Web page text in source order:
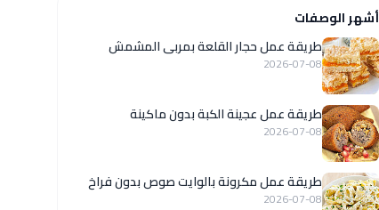
أشهر الوصفات
طريقة عمل حجار القلعة بمربى المشمش
2026-07-08
طريقة عمل عجينة الكبة بدون ماكينة
2026-07-08
طريقة عمل مكرونة بالوايت صوص بدون فراخ
2026-07-08